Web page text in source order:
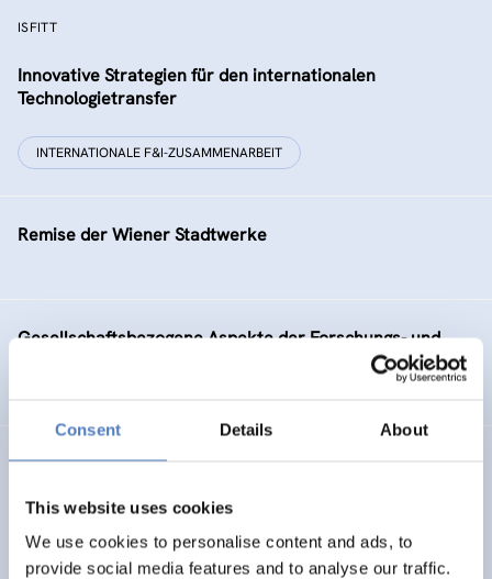
Consent Details About
This website uses cookies
We use cookies to personalise content and ads, to
provide social media features and to analyse our traffic.
ISFITT
Innovative Strategien für den internationalen
Technologietransfer
INTERNATIONALE F&I-ZUSAMMENARBEIT
Remise der Wiener Stadtwerke
Gesellschaftsbezogene Aspekte der Forschungs- und
KULT
Technologische Kultur. Eine Studie über die künstlerische
Auseinandersetzung mit neuen Technologien